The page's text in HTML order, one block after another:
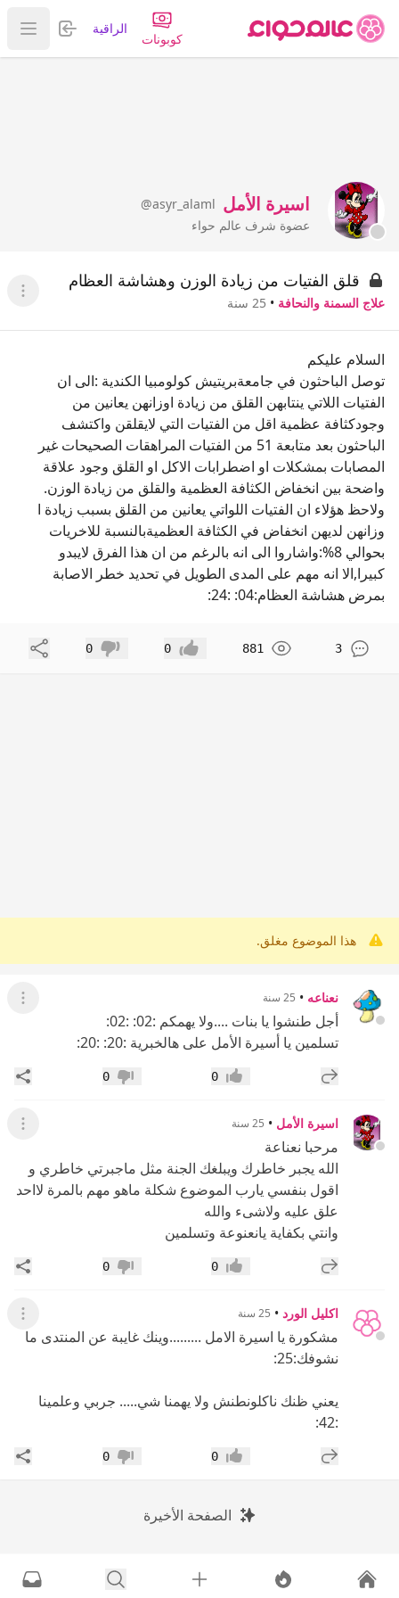
كوبونات
الراقية تسجيل
عرض
اسيرة الأمل @asyr_alaml
عضوة شرف عالم حواء
قلق الفتيات من زيادة الوزن وهشاشة العظام
علاج السمنة والنحافة • 25 سنة عرض
السلام عليكم
توصل الباحثون في جامعةبريتيش كولومبيا الكندية :الى ان
الفتيات اللاتي ينتابهن القلق من زيادة اوزانهن يعانين من
وجودكثافة عظمية اقل من الفتيات التي لايقلقن واكتشف
الباحثون بعد متابعة 51 من الفتيات المراهقات الصحيحات غير
المصابات بمشكلات او اضطرابات الاكل او القلق وجود علاقة
واضحة بين انخفاض الكثافة العظمية والقلق من زيادة الوزن.
ولاحظ هؤلاء ان الفتيات اللواتي يعانين من القلق بسبب زيادة ا
وزانهن لديهن انخفاض في الكثافة العظميةبالنسبة للاخريات
بحوالي 8%:واشاروا الى انه بالرغم من ان هذا الفرق لايبدو
كبيرا,الا انه مهم على المدى الطويل في تحديد خطر الاصابة
بمرض هشاشة العظام:04: :24:
3
881 إعجاب 0 عدم إعجاب
0 مشاركة
هذا الموضوع مغلق.
نعناعه • 25 سنة عرض
أجل طنشوا يا بنات ....ولا يهمكم :02: :02:
تسلمين يا أسيرة الأمل على هالخبرية :20: :20:
إضافة رد جديد إعجاب0 عدم إعجاب
0
اسيرة الأمل • 25 سنة عرض
مرحبا نعناعة
الله يجبر خاطرك ويبلغك الجنة مثل ماجبرتي خاطري و
اقول بنفسي يارب الموضوع شكلة ماهو مهم بالمرة لااحد
علق عليه ولاشىء والله
وانتي بكفاية يانعنوعة وتسلمين
إضافة رد جديد إعجاب0 عدم إعجاب
0
اكليل الورد • 25 سنة عرض
مشكورة يا اسيرة الامل .........وينك غايبة عن المنتدى ما
نشوفك:25:
يعني ظنك ناكلونطنش ولا يهمنا شي..... جربي وعلمينا
:42:
إضافة رد جديد إعجاب0 عدم إعجاب
0
الصفحة الأخيرة